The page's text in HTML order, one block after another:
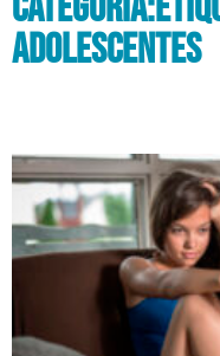
adolescentes